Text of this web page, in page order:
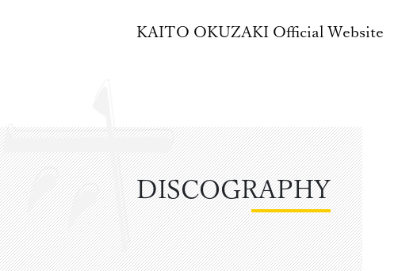
KAITO OKUZAKI Official Website
DISCOGRAPHY